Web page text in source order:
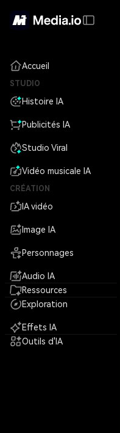
Accueil
STUDIO
Histoire IA
Publicités IA
Studio Viral
Vidéo musicale IA
CRÉATION
IA vidéo
Image IA
Personnages
Audio IA
Ressources
Exploration
Effets IA
Outils d'IA